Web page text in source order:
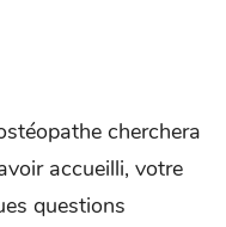
cherchera
accueilli, votre
questions